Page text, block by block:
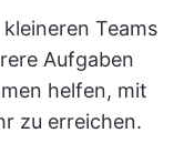
kleineren Teams
Aufgaben
helfen, mit
zu erreichen.